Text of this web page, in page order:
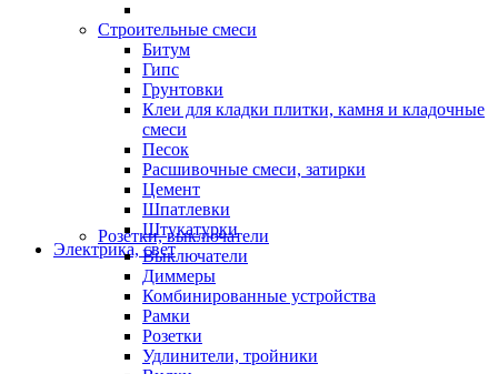
Строительные смеси
Битум
Гипс
Грунтовки
Клеи для кладки плитки, камня и кладочные
смеси
Песок
Расшивочные смеси, затирки
Цемент
Шпатлевки
Штукатурки
Электрика, свет
Розетки, выключатели
Выключатели
Диммеры
Комбинированные устройства
Рамки
Розетки
Удлинители, тройники